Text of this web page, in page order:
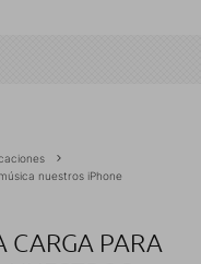
nuestros iPhone
CARGA PARA